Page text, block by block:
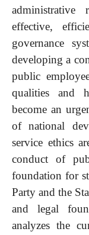
effective,
governance
developing a
public
qualities and
become an
of national
service ethics
conduct of
foundation for
Party and the
and legal
analyzes the